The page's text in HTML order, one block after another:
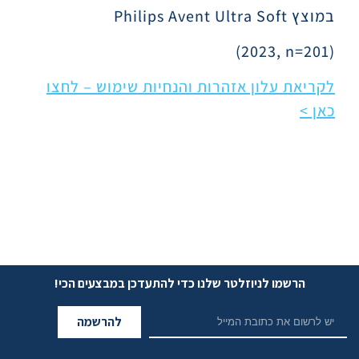
במוצץ Philips Avent Ultra Soft
(2023, n=201)
לקריאת עלון אזהרות והנחיות שימוש – לחצו
כאן >
הרשמו לניוזלטר שלנו כדי להתעדכן במבצעים הכי!
להרשמה